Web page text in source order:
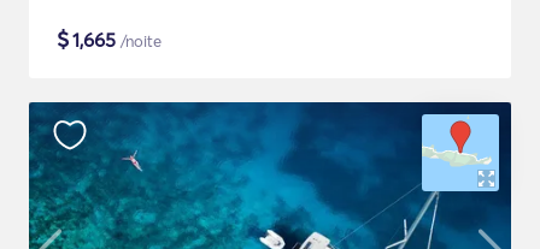
$1,665 /noite